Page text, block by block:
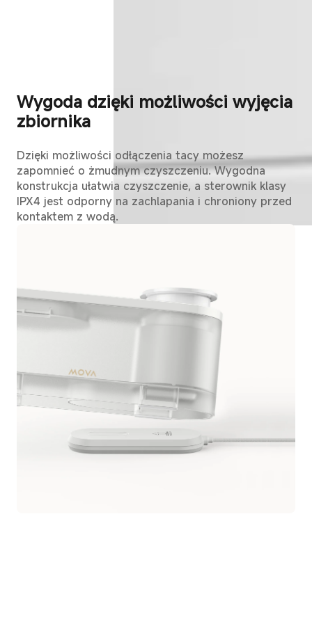
Wygoda dzięki możliwości wyjęcia
zbiornika
Dzięki możliwości odłączenia tacy możesz
zapomnieć o żmudnym czyszczeniu. Wygodna
konstrukcja ułatwia czyszczenie, a sterownik klasy
IPX4 jest odporny na zachlapania i chroniony przed
kontaktem z wodą.